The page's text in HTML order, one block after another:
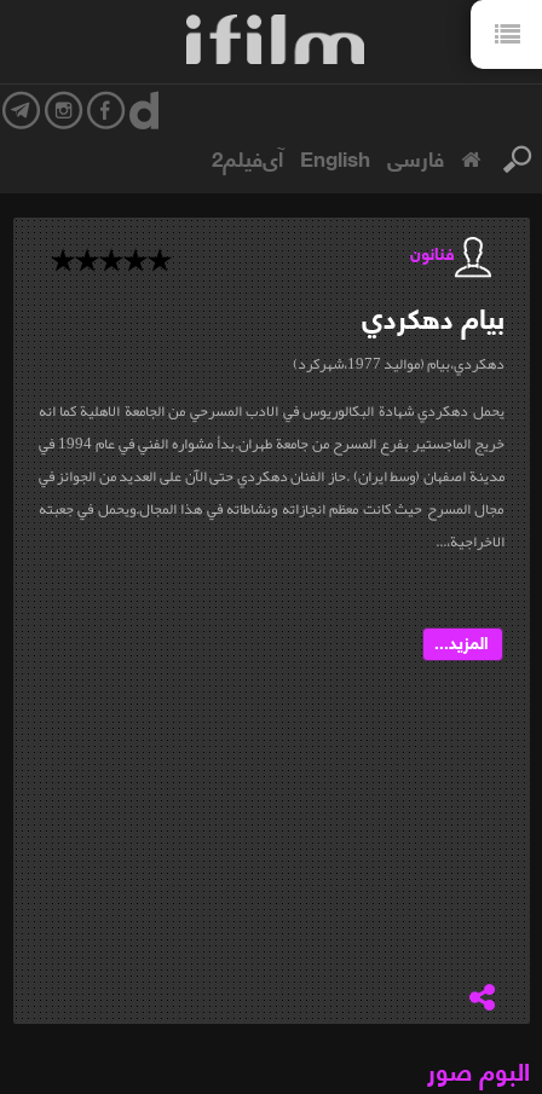
فارسی English آی‌فیلم2
فنانون
بيامدهكردي
دهكردي،بيام (مواليد 1977،شهركرد)
يحمل دهكردي شهادة البكالوريوس في الادب المسرحي من الجامعة الاهلية كما انه
خريج الماجستير بفرع المسرح من جامعة طهران.بدأ مشواره الفني في عام 1994 في
مدينة اصفهان (وسط ايران) .حاز الفنان دهكردي حتى الآن على العديد من الجوائز في
مجال المسرح حيث كانت معظم انجازاته ونشاطاته في هذا المجال.ويحمل في جعبته
الاخراجية،...
المزيد...
البوم صور